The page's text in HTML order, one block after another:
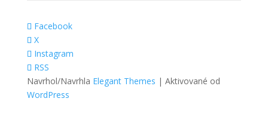
Facebook
X
Instagram
RSS
Navrhol/Navrhla Elegant Themes | Aktivované od
WordPress